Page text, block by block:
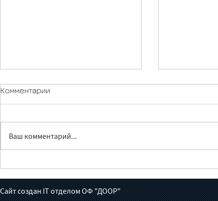
на себя борьбу с
туберкулезом?
толгон
Комментарии
Ваш комментарий...
Сайт создан IT отделом ОФ "ДООР"